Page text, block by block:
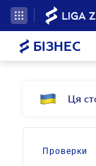
БІЗНЕС
Ця
Проверки